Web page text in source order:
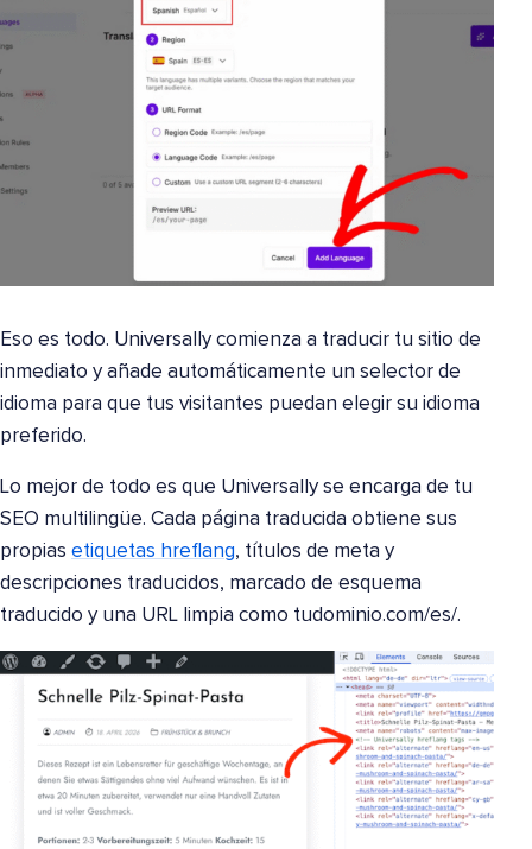
Eso es todo. Universally comienza a traducir tu sitio de
inmediato y añade automáticamente un selector de
idioma para que tus visitantes puedan elegir su idioma
preferido.
Lo mejor de todo es que Universally se encarga de tu
SEO multilingüe. Cada página traducida obtiene sus
propias etiquetas hreflang, títulos de meta y
descripciones traducidos, marcado de esquema
traducido y una URL limpia como tudominio.com/es/.